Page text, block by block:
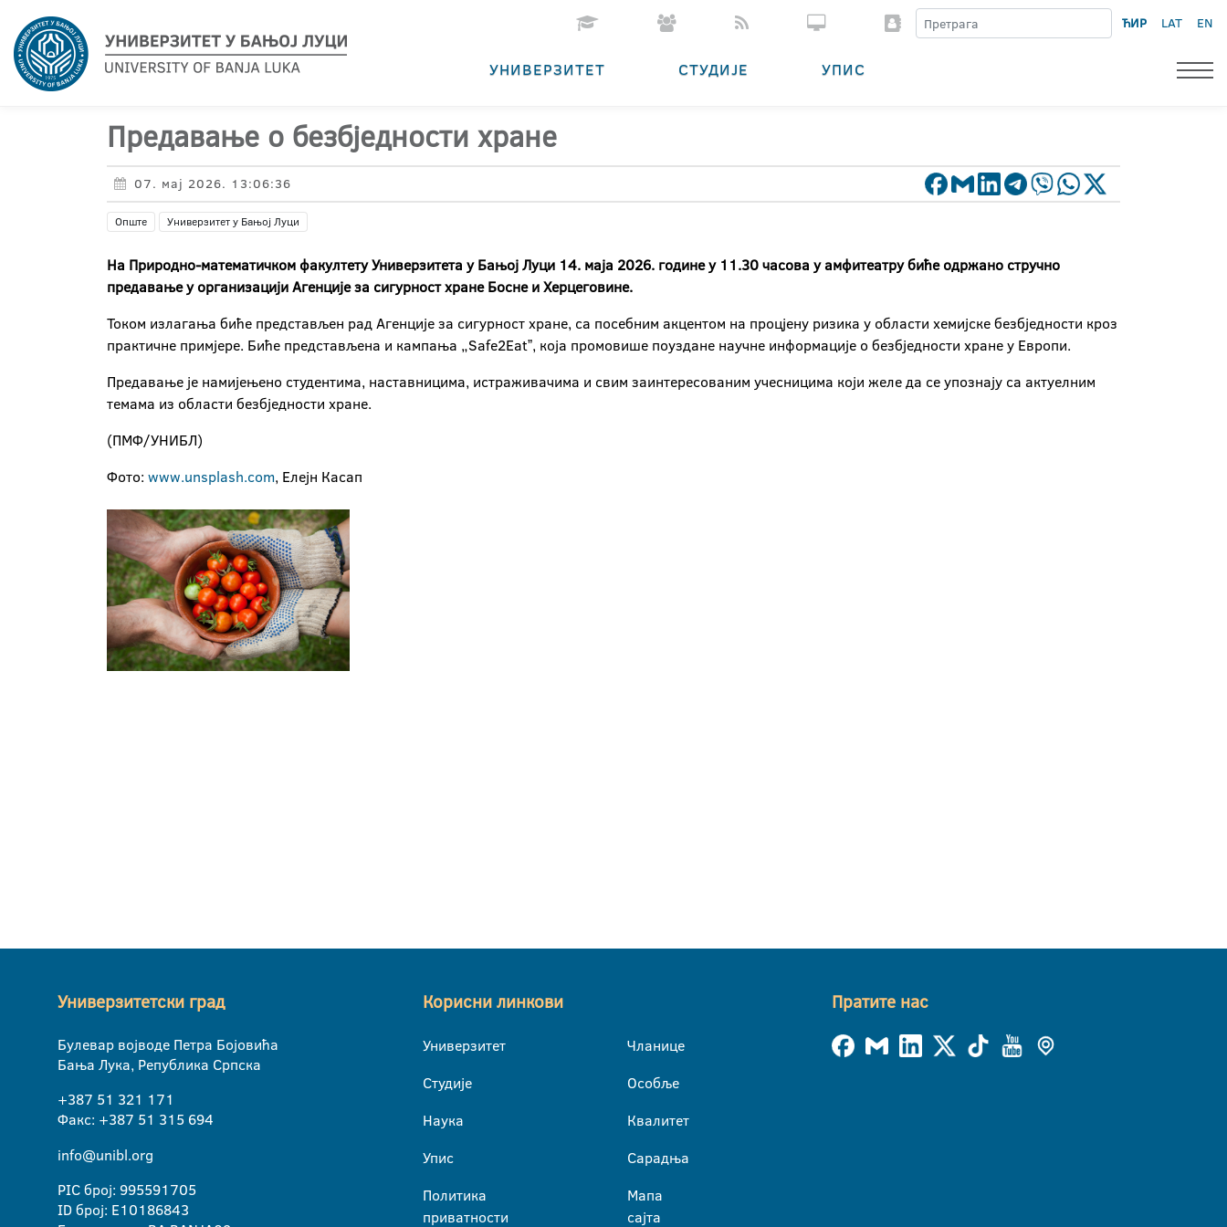
ЋИР LAT EN
УНИВЕРЗИТЕТ СТУДИЈЕ УПИС
Предавање о безбједности хране
07. мај 2026. 13:06:36
Опште Универзитет у Бањој Луци
На Природно-математичком факултету Универзитета у Бањој Луци 14. маја 2026. године у 11.30 часова у амфитеатру биће одржано стручно
предавање у организацији Агенције за сигурност хране Босне и Херцеговине.
Током излагања биће представљен рад Агенције за сигурност хране, са посебним акцентом на процјену ризика у области хемијске безбједности кроз
практичне примјере. Биће представљена и кампања „Safe2Eatˮ, која промовише поуздане научне информације о безбједности хране у Европи.
Предавање је намијењено студентима, наставницима, истраживачима и свим заинтересованим учесницима који желе да се упознају са актуелним
темама из области безбједности хране.
(ПМФ/УНИБЛ)
Фото: www.unsplash.com, Елејн Касап
Универзитетски град
Булевар војводе Петра Бојовића
Бања Лука, Република Српска
+387 51 321 171
Факс: +387 51 315 694
info@unibl.org
PIC број: 995591705
ID број: E10186843
Корисни линкови
Универзитет
Студије
Наука
Упис
Политика
приватности
Чланице
Особље
Квалитет
Сарадња
Мапа
сајта
Пратите нас